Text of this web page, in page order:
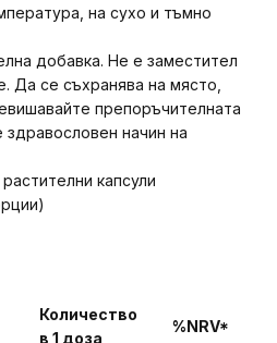
на сухо и тъмно
добавка. Не е заместител
Да се ​​съхранява на място,
препоръчителната
начин на
капсули
Количество
в 1 доза
%NRV*